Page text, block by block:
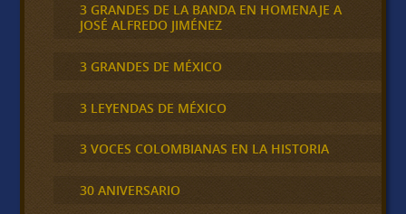
3 GRANDES DE LA BANDA EN HOMENAJE A
JOSÉ ALFREDO JIMÉNEZ
3 GRANDES DE MÉXICO
3 LEYENDAS DE MÉXICO
3 VOCES COLOMBIANAS EN LA HISTORIA
30 ANIVERSARIO